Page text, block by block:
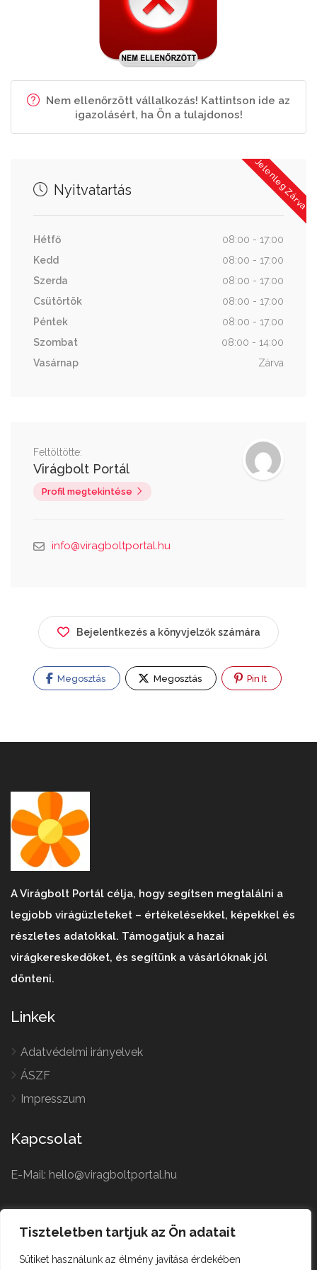
Tiszteletben tartjuk az Ön adatait
Sütiket használunk az élmény javítása érdekében
Nem ellenőrzött vállalkozás! Kattintson ide az
igazolásért, ha Ön a tulajdonos!
Jelenleg Zárva
Nyitvatartás
Hétfő
08:00 - 17:00
Kedd
08:00 - 17:00
Szerda
08:00 - 17:00
Csütörtök
08:00 - 17:00
Péntek
08:00 - 17:00
Szombat
08:00 - 14:00
Vasárnap
Zárva
Feltöltötte:
Virágbolt Portál
Profil megtekintése
info@viragboltportal.hu
Bejelentkezés a könyvjelzők számára
Megosztás Megosztás Pin It
A Virágbolt Portál célja, hogy segítsen megtalálni a
legjobb virágüzleteket – értékelésekkel, képekkel és
részletes adatokkal. Támogatjuk a hazai
virágkereskedőket, és segítünk a vásárlóknak jól
dönteni.
Linkek
Adatvédelmi irányelvek
ÁSZF
Impresszum
Kapcsolat
E-Mail: hello@viragboltportal.hu
German
Czech